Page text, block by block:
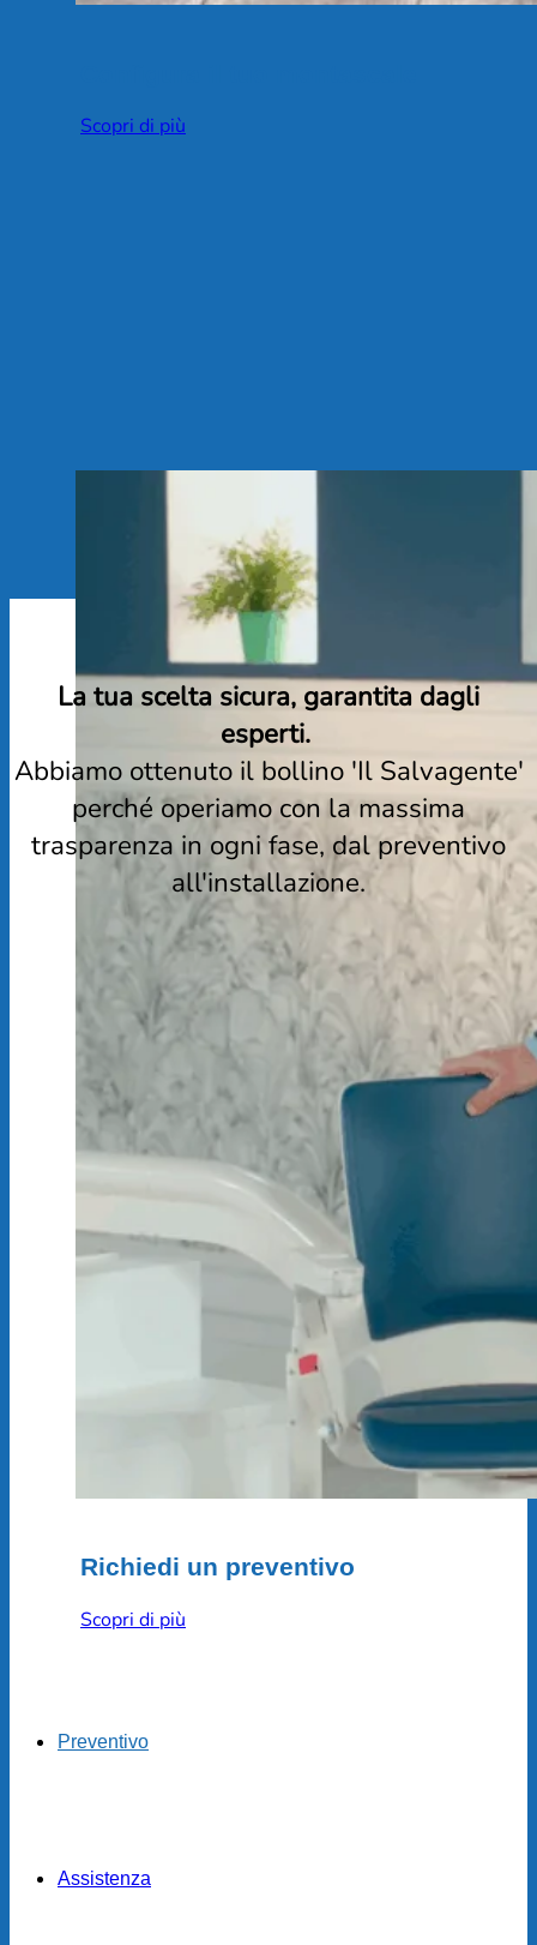
Scopri di più
Richiedi un preventivo
Scopri di più
Preventivo
Assistenza
La tua scelta sicura, garantita dagli
esperti.
Abbiamo ottenuto il bollino 'Il Salvagente'
perché operiamo con la massima
trasparenza in ogni fase, dal preventivo
all'installazione.